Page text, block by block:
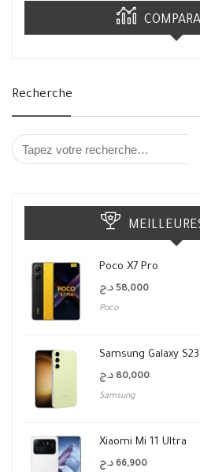
Recherche
Poco X7 Pro
58,000 د.ج
Poco
Samsung Galaxy
80,000 د.ج
Samsung
Xiaomi Mi 11 Ultra
66,900 د.ج